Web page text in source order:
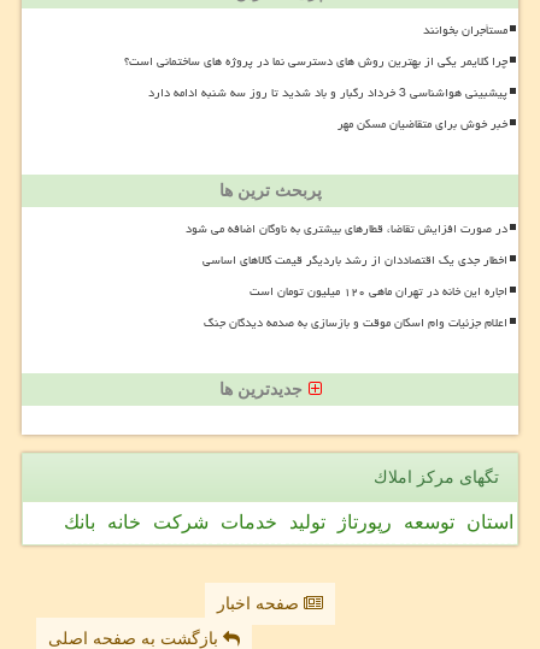
مستأجران بخوانند
چرا کلایمر یکی از بهترین روش های دسترسی نما در پروژه های ساختمانی است؟
پیشبینی هواشناسی 3 خرداد رگبار و باد شدید تا روز سه شنبه ادامه دارد
خبر خوش برای متقاضیان مسکن مهر
پربحث ترین ها
در صورت افزایش تقاضا، قطارهای بیشتری به ناوگان اضافه می شود
اخطار جدی یک اقتصاددان از رشد باردیگر قیمت کالاهای اساسی
اجاره این خانه در تهران ماهی ۱۲۰ میلیون تومان است
اعلام جزئیات وام اسکان موقت و بازسازی به صدمه دیدگان جنگ
جدیدترین ها
تگهای مركز املاك
استان توسعه رپورتاژ تولید خدمات شركت خانه بانك
صفحه اخبار
بازگشت به صفحه اصلی